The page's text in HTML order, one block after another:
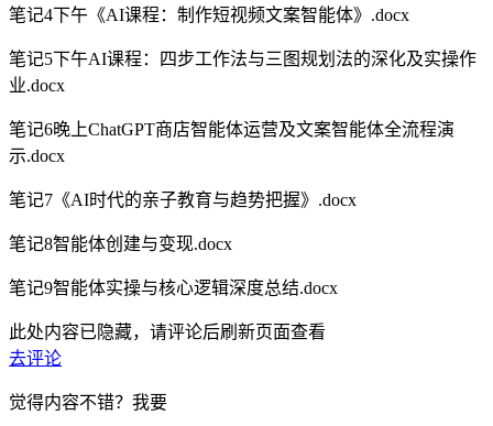
笔记4下午《AI课程：制作短视频文案智能体》.docx
笔记5下午AI课程：四步工作法与三图规划法的深化及实操作
业.docx
笔记6晚上ChatGPT商店智能体运营及文案智能体全流程演
示.docx
笔记7《AI时代的亲子教育与趋势把握》.docx
笔记8智能体创建与变现.docx
笔记9智能体实操与核心逻辑深度总结.docx
此处内容已隐藏，请评论后刷新页面查看
去评论
觉得内容不错？我要